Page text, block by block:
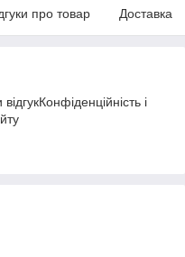
про товар Доставка
і